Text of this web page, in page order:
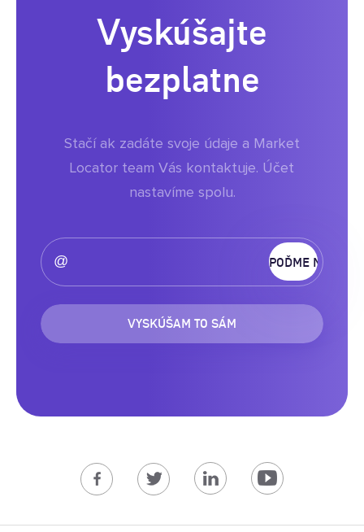
Vyskúšajte
bezplatne
VYSKÚŠAM TO SÁM
Stačí ak zadáte svoje údaje a Market
Locator team Vás kontaktuje. Účet
nastavíme spolu.